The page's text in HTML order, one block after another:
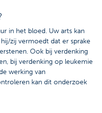
in het bloed. Uw arts kan
zij vermoedt dat er sprake
Ook bij verdenking
bij verdenking op leukemie
werking van
kan dit onderzoek